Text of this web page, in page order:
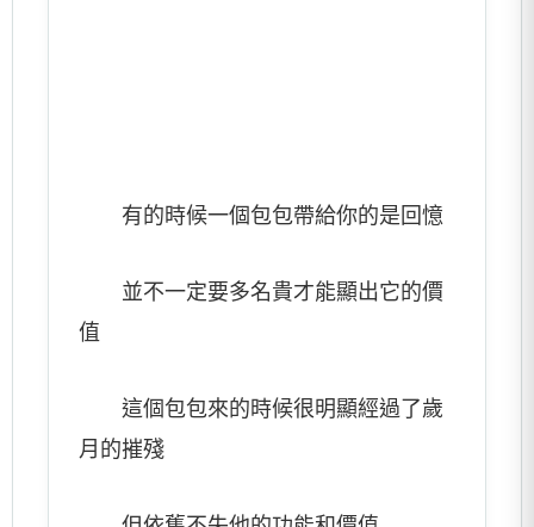
有的時候一個包包帶給你的是回憶
並不一定要多名貴才能顯出它的價
值
這個包包來的時候很明顯經過了歲
月的摧殘